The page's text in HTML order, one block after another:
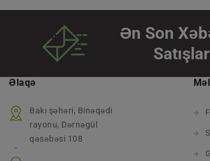
Ən Son
Əlaqə
Bakı şəhəri, Binəqədi
rayonu, Dərnəgül
qəsəbəsi 108